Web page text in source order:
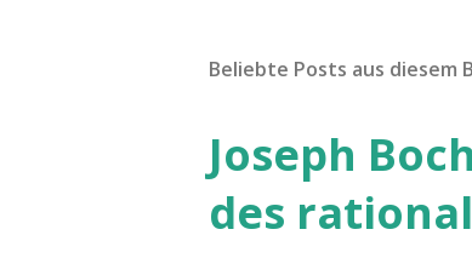
Beliebte Posts aus diesem
Joseph
des